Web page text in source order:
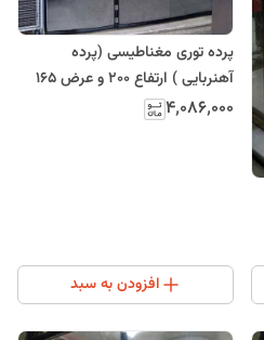
پرده توری مغناطیسی (پرده
آهنربایی ) ارتفاع 200 و عرض 165
(ارسال رایگان)
۴٬۰۸۶٬۰۰۰
افزودن به سبد